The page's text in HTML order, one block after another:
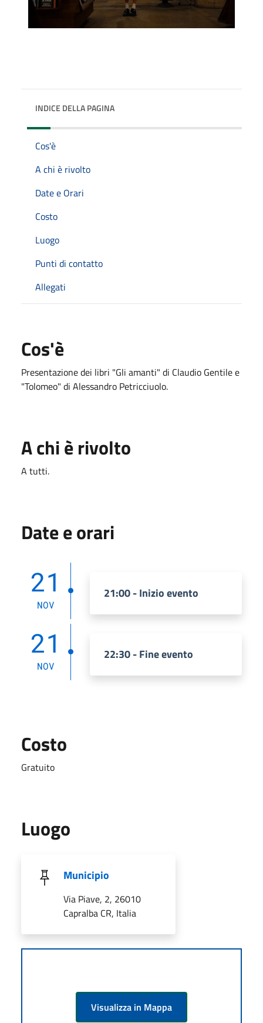
INDICE DELLA PAGINA
Cos'è
A chi è rivolto
Date e Orari
Costo
Luogo
Punti di contatto
Allegati
Cos'è
Presentazione dei libri "Gli amanti" di Claudio Gentile e
"Tolomeo" di Alessandro Petricciuolo.
A chi è rivolto
A tutti.
Date e orari
21
NOV
21:00 - Inizio evento
21
NOV
22:30 - Fine evento
Costo
Gratuito
Luogo
Municipio
Via Piave, 2, 26010
Capralba CR, Italia
Visualizza in Mappa